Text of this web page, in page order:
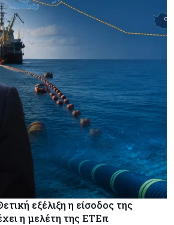
εξέλιξη η είσοδος της
η μελέτη της ΕΤΕπ